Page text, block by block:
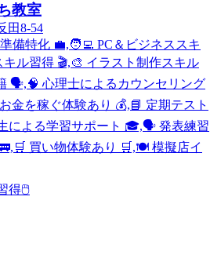
教室
田8-54
備特化 💼,🧑‍💻 PC＆ビジネススキ
ル習得 🎬,🎨 イラスト制作スキル
🗣️,🧠 心理士によるカウンセリング
金を稼ぐ体験あり 💰,📘 定期テスト
による学習サポート 🎓,🗣️ 発表練習
買い物体験あり 🛒,🍽️ 模擬店イ
得🖱️